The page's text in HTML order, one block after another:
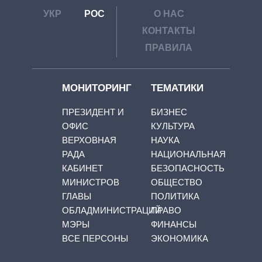
УКР РОС
О НАС
КОНТАКТЫ
ПРАВИЛА
МОНИТОРИНГ
ПРЕЗИДЕНТ И
ОФИС
ВЕРХОВНАЯ
РАДА
КАБИНЕТ
МИНИСТРОВ
ГЛАВЫ
ОБЛАДМИНИСТРАЦИЙ
МЭРЫ
ВСЕ ПЕРСОНЫ
ТЕМАТИКИ
БИЗНЕС
КУЛЬТУРА
НАУКА
НАЦИОНАЛЬНАЯ
БЕЗОПАСНОСТЬ
ОБЩЕСТВО
ПОЛИТИКА
ПРАВО
ФИНАНСЫ
ЭКОНОМИКА